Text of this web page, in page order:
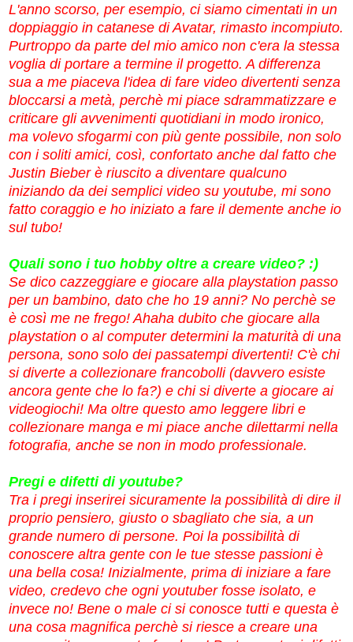
L'anno scorso, per esempio, ci siamo cimentati in un
doppiaggio in catanese di Avatar, rimasto incompiuto.
Purtroppo da parte del mio amico non c'era la stessa
voglia di portare a termine il progetto. A differenza
sua a me piaceva l'idea di fare video divertenti senza
bloccarsi a metà, perchè mi piace sdrammatizzare e
criticare gli avvenimenti quotidiani in modo ironico,
ma volevo sfogarmi con più gente possibile, non solo
con i soliti amici, così, confortato anche dal fatto che
Justin Bieber è riuscito a diventare qualcuno
iniziando da dei semplici video su youtube, mi sono
fatto coraggio e ho iniziato a fare il demente anche io
sul tubo!
Quali sono i tuo hobby oltre a creare video? :)
Se dico cazzeggiare e giocare alla playstation passo
per un bambino, dato che ho 19 anni? No perchè se
è così me ne frego! Ahaha dubito che giocare alla
playstation o al computer determini la maturità di una
persona, sono solo dei passatempi divertenti! C'è chi
si diverte a collezionare francobolli (davvero esiste
ancora gente che lo fa?) e chi si diverte a giocare ai
videogiochi! Ma oltre questo amo leggere libri e
collezionare manga e mi piace anche dilettarmi nella
fotografia, anche se non in modo professionale.
Pregi e difetti di youtube?
Tra i pregi inserirei sicuramente la possibilità di dire il
proprio pensiero, giusto o sbagliato che sia, a un
grande numero di persone. Poi la possibilità di
conoscere altra gente con le tue stesse passioni è
una bella cosa! Inizialmente, prima di iniziare a fare
video, credevo che ogni youtuber fosse isolato, e
invece no! Bene o male ci si conosce tutti e questa è
una cosa magnifica perchè si riesce a creare una